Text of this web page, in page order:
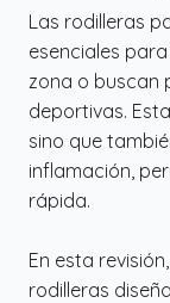
Las rodilleras
esenciales
zona o buscan
deportivas.
sino que
inflamación,
rápida.
En esta
rodilleras